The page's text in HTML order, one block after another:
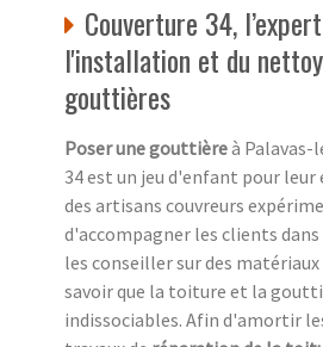
Couverture 34,
l'installation et du
gouttières
Poser une gouttièreà
34 est un jeu d'enfant pour leur
des artisans couvreurs
d'accompagner les clients
les conseiller sur des
savoir que la toiture et la
indissociables. Afin d'amortir